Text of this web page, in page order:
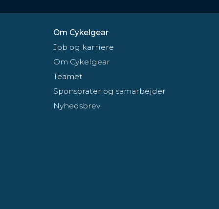
Om Cykelgear
Job og karriere
Om Cykelgear
Teamet
Sponsorater og samarbejder
Nyhedsbrev